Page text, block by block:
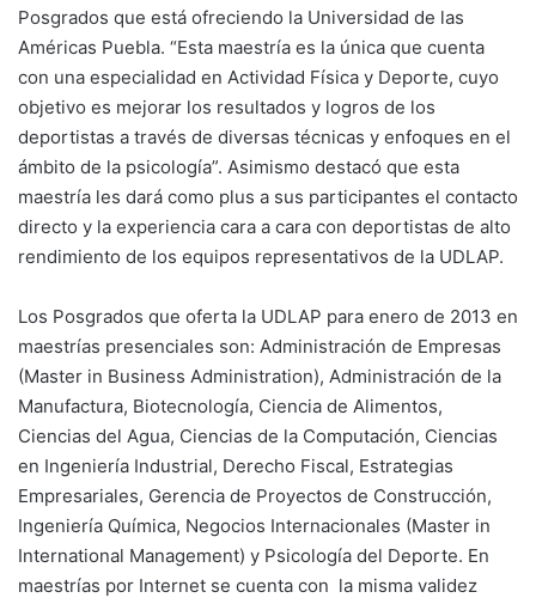
Posgrados que está ofreciendo la Universidad de las
Américas Puebla. “Esta maestría es la única que cuenta
con una especialidad en Actividad Física y Deporte, cuyo
objetivo es mejorar los resultados y logros de los
deportistas a través de diversas técnicas y enfoques en el
ámbito de la psicología”. Asimismo destacó que esta
maestría les dará como plus a sus participantes el contacto
directo y la experiencia cara a cara con deportistas de alto
rendimiento de los equipos representativos de la UDLAP.
Los Posgrados que oferta la UDLAP para enero de 2013 en
maestrías presenciales son: Administración de Empresas
(Master in Business Administration), Administración de la
Manufactura, Biotecnología, Ciencia de Alimentos,
Ciencias del Agua, Ciencias de la Computación, Ciencias
en Ingeniería Industrial, Derecho Fiscal, Estrategias
Empresariales, Gerencia de Proyectos de Construcción,
Ingeniería Química, Negocios Internacionales (Master in
International Management) y Psicología del Deporte. En
maestrías por Internet se cuenta con la misma validez